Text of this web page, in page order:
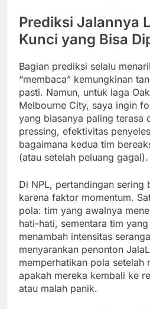
Prediksi Jalannya
Kunci yang Bisa
Bagian prediksi selalu
“membaca” kemungkinan
pasti. Namun, untuk laga
Melbourne City, saya ingin
yang biasanya paling terasa
pressing, efektivitas
bagaimana kedua tim
(atau setelah peluang gagal).
Di NPL, pertandingan sering
karena faktor momentum.
pola: tim yang awalnya
hati-hati, sementara tim
menambah intensitas
menyarankan penonton
memperhatikan pola
apakah mereka kembali ke
atau malah panik.